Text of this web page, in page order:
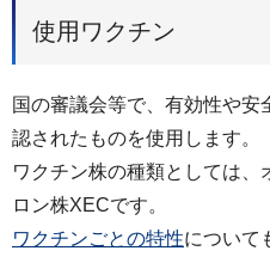
使用ワクチン
国の審議会等で、有効性や
認されたものを使用します。
ワクチン株の種類としては、
ロン株XECです。
ワクチンごとの特性について